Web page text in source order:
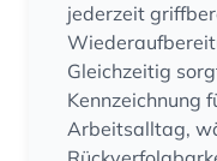
jederzeit
Gleichzeitig
Kennzeichnung
Arbeitsalltag,